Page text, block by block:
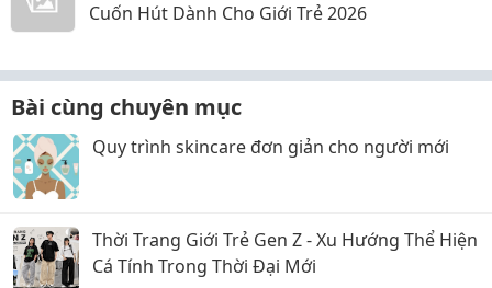
Cuốn Hút Dành Cho Giới Trẻ 2026
Bài cùng chuyên mục
Quy trình skincare đơn giản cho người mới
Thời Trang Giới Trẻ Gen Z - Xu Hướng Thể Hiện
Cá Tính Trong Thời Đại Mới